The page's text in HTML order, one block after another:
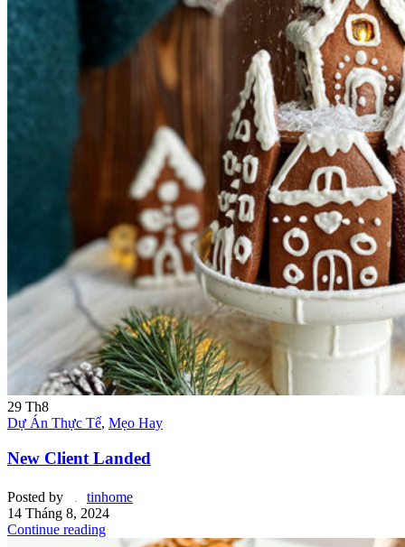
29 Th8
Dự Án Thực Tế, Mẹo Hay
New Client Landed
Posted by
tinhome
14 Tháng 8, 2024
Continue reading